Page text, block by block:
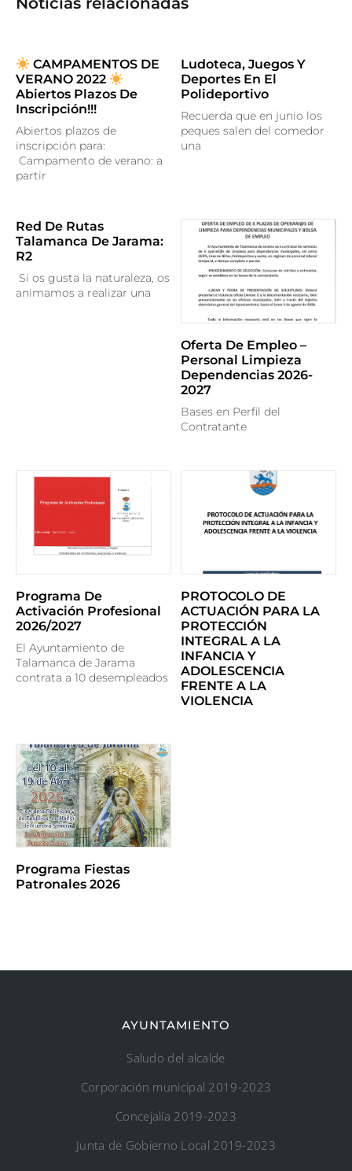
CAMPAMENTOS DE
VERANO 2022
Abiertos Plazos De
Inscripción!!!
Abiertos plazos de
inscripción para:
Campamento de verano: a
partir
Ludoteca, Juegos Y
Deportes En El
Polideportivo
Recuerda que en junio los
peques salen del comedor
una
Red De Rutas
Talamanca De Jarama:
R2
Si os gusta la naturaleza, os
animamos a realizar una
Oferta De Empleo –
Personal Limpieza
Dependencias 2026-
2027
Bases en Perfil del
Contratante
Programa De
Activación Profesional
2026/2027
El Ayuntamiento de
Talamanca de Jarama
contrata a 10 desempleados
PROTOCOLO DE
ACTUACIÓN PARA LA
PROTECCIÓN
INTEGRAL A LA
INFANCIA Y
ADOLESCENCIA
FRENTE A LA
VIOLENCIA
Programa Fiestas
Patronales 2026
AYUNTAMIENTO
Saludo del alcalde
Corporación municipal 2019-2023
Concejalía 2019-2023
Junta de Gobierno Local 2019-2023